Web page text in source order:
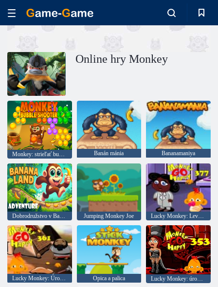
Online hry Monkey
Monkey: strieľať bubliny null Banán mánia Bananamaniya
Dobrodružstvo v Banánovej krajine Jumping Monkey Joe Lucky Monkey: Level 377
Opica a palica Lucky Monkey: úroveň 353